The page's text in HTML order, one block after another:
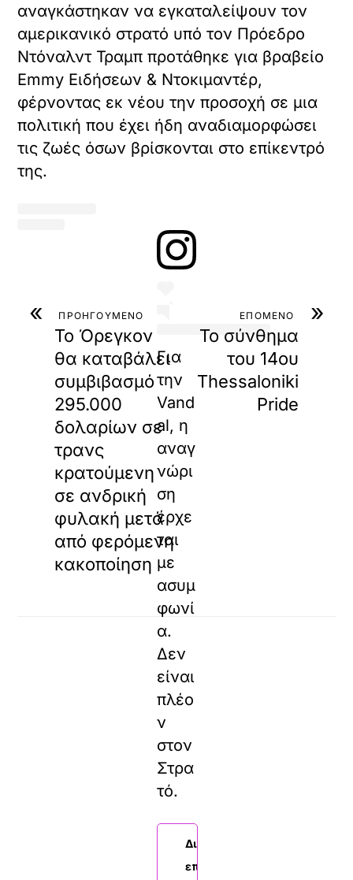
αναγκάστηκαν να εγκαταλείψουν τον
αμερικανικό στρατό υπό τον Πρόεδρο
Ντόναλντ Τραμπ προτάθηκε για βραβείο
Emmy Ειδήσεων & Ντοκιμαντέρ,
φέρνοντας εκ νέου την προσοχή σε μια
πολιτική που έχει ήδη αναδιαμορφώσει
τις ζωές όσων βρίσκονται στο επίκεντρό
της.
Η δημοσίευση
Για
την
Vand
al, η
αναγ
νώρι
ση
έρχε
ται
με
ασυμ
φωνί
α.
Δεν
είναι
πλέο
ν
στον
Στρα
τό.
Διαβάστε
επίσης:
« ΠΡΟΗΓΟΥΜΕΝΟ
Το Όρεγκον
θα καταβάλει
συμβιβασμό
295.000
δολαρίων σε
τρανς
κρατούμενη
σε ανδρική
φυλακή μετά
από φερόμενη
κακοποίηση
»
ΕΠΟΜΕΝΟ
Το σύνθημα
του 14ου
Thessaloniki
Pride